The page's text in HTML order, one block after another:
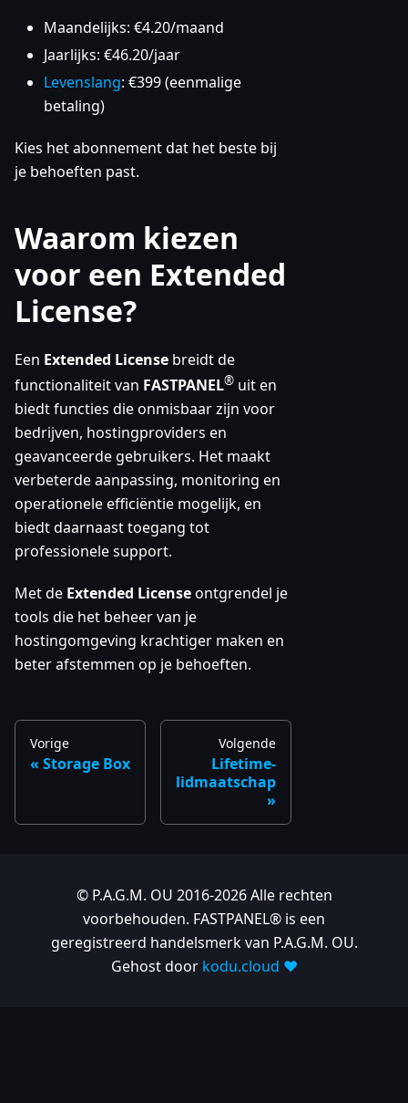
Maandelijks: €4.20/maand
Jaarlijks: €46.20/jaar
Levenslang: €399 (eenmalige
betaling)
Kies het abonnement dat het beste bij
je behoeften past.
Waarom kiezen
voor een Extended
License?
Een Extended License breidt de
functionaliteit van FASTPANEL® uit en
biedt functies die onmisbaar zijn voor
bedrijven, hostingproviders en
geavanceerde gebruikers. Het maakt
verbeterde aanpassing, monitoring en
operationele efficiëntie mogelijk, en
biedt daarnaast toegang tot
professionele support.
Met de Extended Licenseontgrendel je
tools die het beheer van je
hostingomgeving krachtiger maken en
beter afstemmen op je behoeften.
Vorige
Storage Box
Volgende
Lifetime-
lidmaatschap
© P.A.G.M. OU 2016-2026 Alle rechten
voorbehouden. FASTPANEL® is een
geregistreerd handelsmerk van P.A.G.M. OU.
Gehost door kodu.cloud ❤️